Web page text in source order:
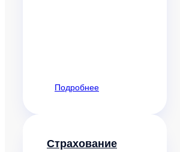
Подробнее
Страхование